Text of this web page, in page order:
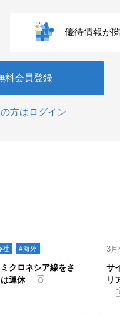
優待情報が
料会員登録
方はログイン
社 #海外
クロネシア線をさ
運休
3月
サ
リ